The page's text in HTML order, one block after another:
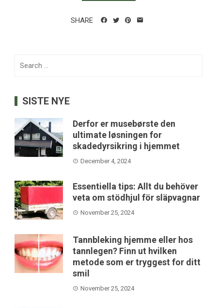
SHARE
SISTE NYE
Derfor er musebørste den
ultimate løsningen for
skadedyrsikring i hjemmet
December 4, 2024
Essentiella tips: Allt du behöver
veta om stödhjul för släpvagnar
November 25, 2024
Tannbleking hjemme eller hos
tannlegen? Finn ut hvilken
metode som er tryggest for ditt
smil
November 25, 2024